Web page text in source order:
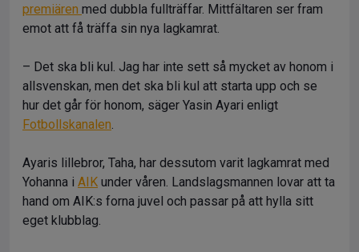
premiären med dubbla fullträffar. Mittfältaren ser fram
emot att få träffa sin nya lagkamrat.
– Det ska bli kul. Jag har inte sett så mycket av honom i
allsvenskan, men det ska bli kul att starta upp och se
hur det går för honom, säger Yasin Ayari enligt
Fotbollskanalen.
Ayaris lillebror, Taha, har dessutom varit lagkamrat med
Yohanna i AIK under våren. Landslagsmannen lovar att ta
hand om AIK:s forna juvel och passar på att hylla sitt
eget klubblag.